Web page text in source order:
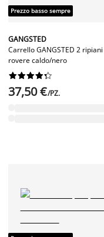
Prezzo basso sempre
GANGSTED
Carrello GANGSTED 2
rovere caldo/nero






37,50 €/PZ.